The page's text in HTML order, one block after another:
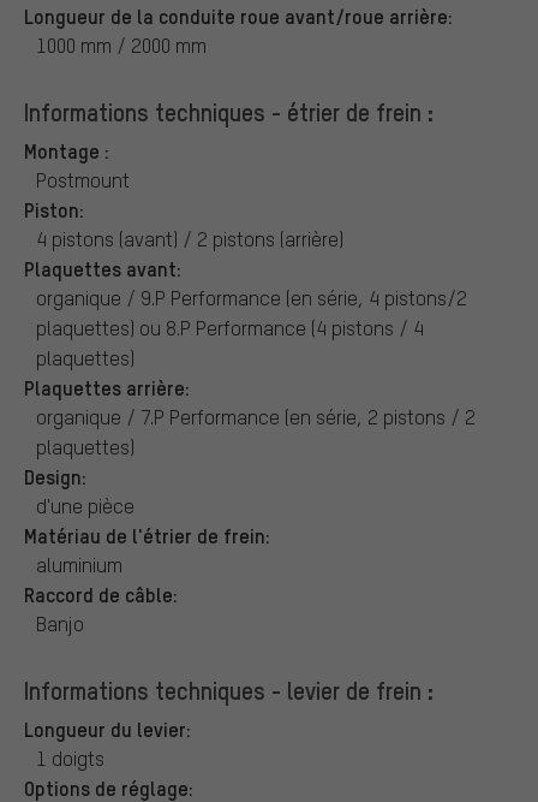
Longueur de la conduite roue avant/roue arrière:
1000 mm / 2000 mm
Informations techniques - étrier de frein :
Montage :
Postmount
Piston:
4 pistons (avant) / 2 pistons (arrière)
Plaquettes avant:
organique / 9.P Performance (en série, 4 pistons/2
plaquettes) ou 8.P Performance (4 pistons / 4
plaquettes)
Plaquettes arrière:
organique / 7.P Performance (en série, 2 pistons / 2
plaquettes)
Design:
d'une pièce
Matériau de l'étrier de frein:
aluminium
Raccord de câble:
Banjo
Informations techniques - levier de frein :
Longueur du levier:
1 doigts
Options de réglage: